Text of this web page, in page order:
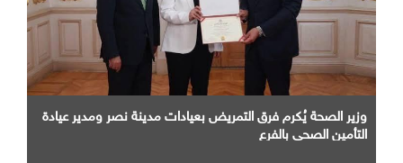
وزير الصحة يُكرم فرق التمريض بعيادات مدينة نصر ومدير عيادة
التأمين الصحى بالفرع